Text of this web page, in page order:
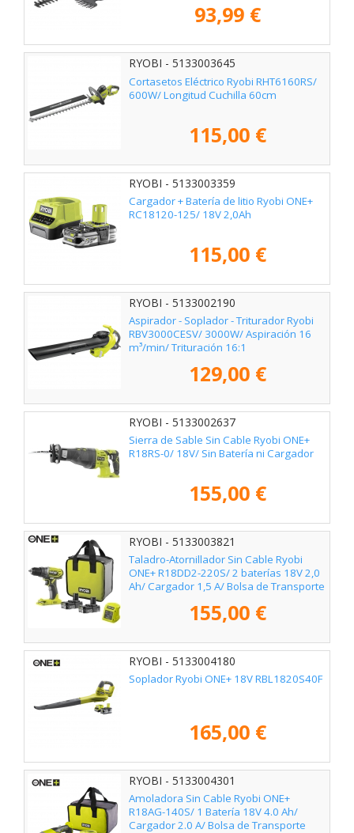
93,99 €
RYOBI - 5133003645
Cortasetos Eléctrico Ryobi RHT6160RS/
600W/ Longitud Cuchilla 60cm
115,00 €
RYOBI - 5133003359
Cargador + Batería de litio Ryobi ONE+
RC18120-125/ 18V 2,0Ah
115,00 €
RYOBI - 5133002190
Aspirador - Soplador - Triturador Ryobi
RBV3000CESV/ 3000W/ Aspiración 16
m³/min/ Trituración 16:1
129,00 €
RYOBI - 5133002637
Sierra de Sable Sin Cable Ryobi ONE+
R18RS-0/ 18V/ Sin Batería ni Cargador
155,00 €
RYOBI - 5133003821
Taladro-Atornillador Sin Cable Ryobi
ONE+ R18DD2-220S/ 2 baterías 18V 2,0
Ah/ Cargador 1,5 A/ Bolsa de Transporte
155,00 €
RYOBI - 5133004180
Soplador Ryobi ONE+ 18V RBL1820S40F
165,00 €
RYOBI - 5133004301
Amoladora Sin Cable Ryobi ONE+
R18AG-140S/ 1 Batería 18V 4.0 Ah/
Cargador 2.0 A/ Bolsa de Transporte